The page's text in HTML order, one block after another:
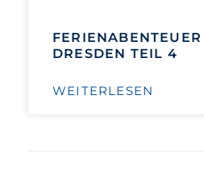
DRESDEN TEIL 4
WEITERLESEN